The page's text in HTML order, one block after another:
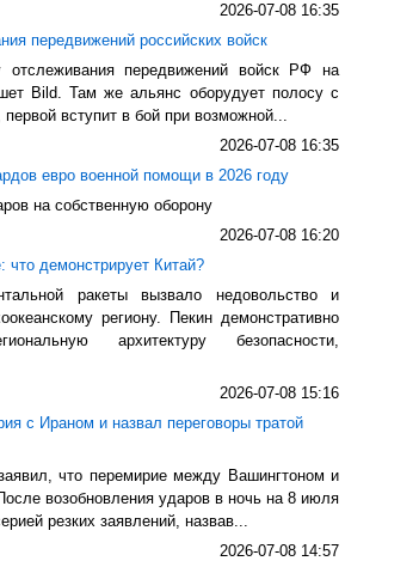
2026-07-08 16:35
передвижений российских войск
отслеживания передвижений войск РФ на
Bild. Там же альянс оборудует полосу с
вступит в бой при возможной...
2026-07-08 16:35
евро военной помощи в 2026 году
на собственную оборону
2026-07-08 16:20
что демонстрирует Китай?
ракеты вызвало недовольство и
региону. Пекин демонстративно
архитектуру безопасности,
2026-07-08 15:16
с Ираном и назвал переговоры тратой
что перемирие между Вашингтоном и
возобновления ударов в ночь на 8 июля
резких заявлений, назвав...
2026-07-08 14:57